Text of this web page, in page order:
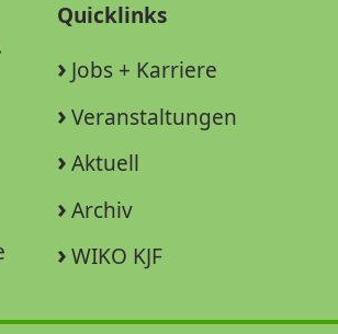
Quicklinks
Jobs + Karriere
Veranstaltungen
Aktuell
Archiv
WIKO KJF